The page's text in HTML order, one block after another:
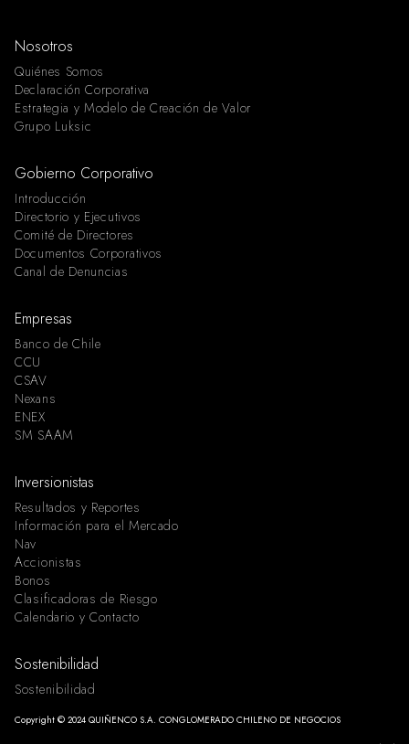
Nosotros
Quiénes Somos
Declaración Corporativa
Estrategia y Modelo de Creación de Valor
Grupo Luksic
Gobierno Corporativo
Introducción
Directorio y Ejecutivos
Comité de Directores
Documentos Corporativos
Canal de Denuncias
Empresas
Banco de Chile
CCU
CSAV
Nexans
ENEX
SM SAAM
Inversionistas
Resultados y Reportes
Información para el Mercado
Nav
Accionistas
Bonos
Clasificadoras de Riesgo
Calendario y Contacto
Sostenibilidad
Sostenibilidad
Copyright © 2024 QUIÑENCO S.A. CONGLOMERADO CHILENO DE NEGOCIOS